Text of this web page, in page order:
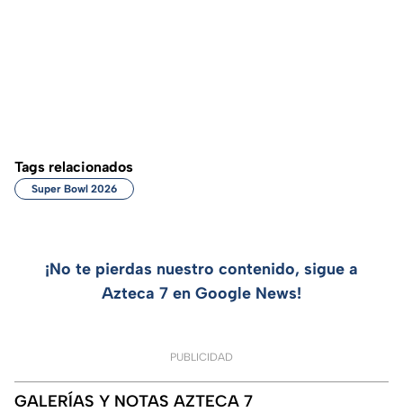
Tags relacionados
Super Bowl 2026
¡No te pierdas nuestro contenido, sigue a
Azteca 7 en Google News!
PUBLICIDAD
GALERÍAS Y NOTAS AZTECA 7